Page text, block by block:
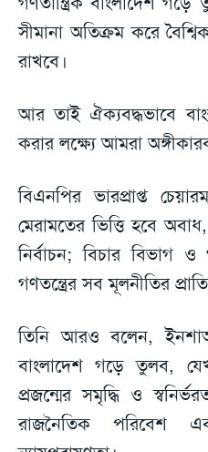
সীমানা অতিক্রম করে
রাখবে।
আর তাই ঐক্যবদ্ধভাবে
করার লক্ষ্যে আমরা
বিএনপির ভারপ্রাপ্ত
মেরামতের ভিত্তি হবে
নির্বাচন; বিচার বিভাগ ও
গণতন্ত্রের সব মূলনীতির
তিনি আরও বলেন,
বাংলাদেশ গড়ে তুলব,
প্রজন্মের সমৃদ্ধি ও
রাজনৈতিক পরিবেশ